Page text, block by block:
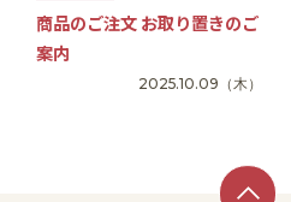
商品のご注文 お取り置きのご
案内
2025.10.09 （木）